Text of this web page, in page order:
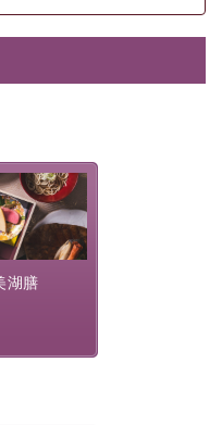
能な上、 安心安全にご
す。
お一人様1100円引き
湖膳
で特別を
・神原 裕
和会席で
幸...